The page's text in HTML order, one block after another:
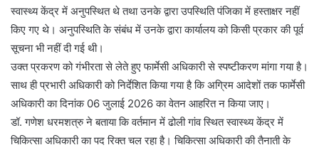
स्वास्थ्य केंद्र में अनुपस्थित थे तथा उनके द्वारा उपस्थिति पंजिका में हस्ताक्षर नहीं
किए गए थे। अनुपस्थिति के संबंध में उनके द्वारा कार्यालय को किसी प्रकार की पूर्व
सूचना भी नहीं दी गई थी।
उक्त प्रकरण को गंभीरता से लेते हुए फार्मेसी अधिकारी से स्पष्टीकरण मांगा गया है।
साथ ही प्रभारी अधिकारी को निर्देशित किया गया है कि अग्रिम आदेशों तक फार्मेसी
अधिकारी का दिनांक 06 जुलाई 2026 का वेतन आहरित न किया जाए।
डॉ. गणेश धरमशत्रु ने बताया कि वर्तमान में ढोली गांव स्थित स्वास्थ्य केंद्र में
चिकित्सा अधिकारी का पद रिक्त चल रहा है। चिकित्सा अधिकारी की तैनाती के